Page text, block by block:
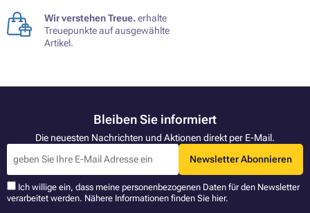
Wir verstehen Treue.erhalte
Treuepunkte auf ausgewählte
Artikel.
Bleiben Sie informiert
Die neuesten Nachrichten und Aktionen direkt per E-Mail.
Newsletter Abonnieren
Ich willige ein, dass meine personenbezogenen Daten für den Newsletter
verarbeitet werden. Nähere Informationen finden Sie hier.